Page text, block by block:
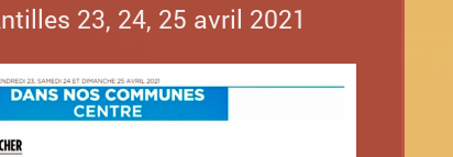
23, 24, 25 avril 2021